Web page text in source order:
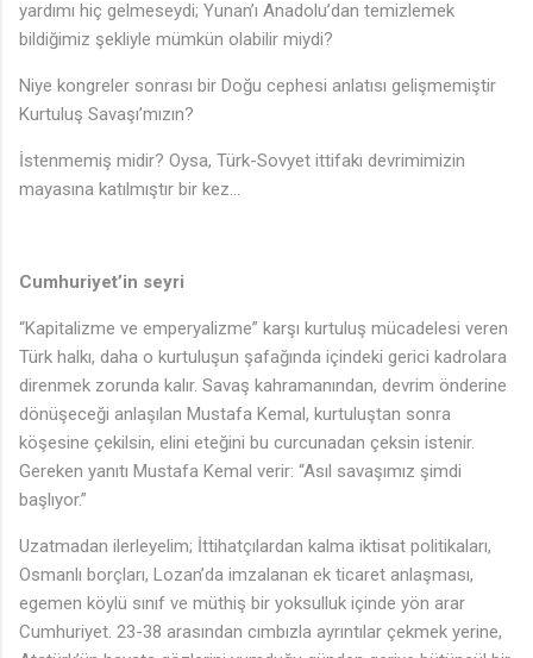
yardımı hiç gelmeseydi; Yunan’ı Anadolu’dan temizlemek
bildiğimiz şekliyle mümkün olabilir miydi?
Niye kongreler sonrası bir Doğu cephesi anlatısı gelişmemiştir
Kurtuluş Savaşı’mızın?
İstenmemiş midir? Oysa, Türk-Sovyet ittifakı devrimimizin
mayasına katılmıştır bir kez…
Cumhuriyet’in seyri
“Kapitalizme ve emperyalizme” karşı kurtuluş mücadelesi veren
Türk halkı, daha o kurtuluşun şafağında içindeki gerici kadrolara
direnmek zorunda kalır. Savaş kahramanından, devrim önderine
dönüşeceği anlaşılan Mustafa Kemal, kurtuluştan sonra
köşesine çekilsin, elini eteğini bu curcunadan çeksin istenir.
Gereken yanıtı Mustafa Kemal verir: “Asıl savaşımız şimdi
başlıyor.”
Uzatmadan ilerleyelim; İttihatçılardan kalma iktisat politikaları,
Osmanlı borçları, Lozan’da imzalanan ek ticaret anlaşması,
egemen köylü sınıf ve müthiş bir yoksulluk içinde yön arar
Cumhuriyet. 23-38 arasından cımbızla ayrıntılar çekmek yerine,